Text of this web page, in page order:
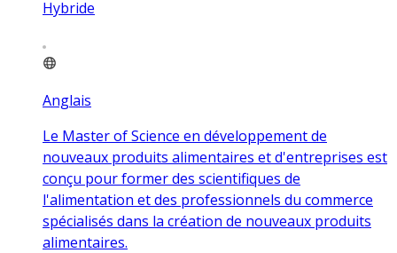
Hybride
Anglais
Le Master of Science en développement de
nouveaux produits alimentaires et d'entreprises est
conçu pour former des scientifiques de
l'alimentation et des professionnels du commerce
spécialisés dans la création de nouveaux produits
alimentaires.